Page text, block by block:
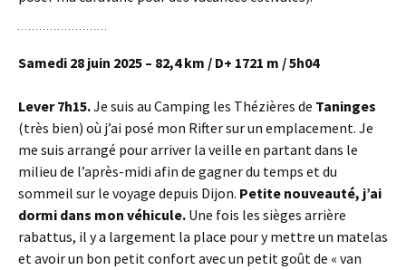
Samedi 28 juin 2025 – 82,4 km / D+ 1721 m / 5h04
Lever 7h15.Je suis au Camping les Thézières de Taninges
(très bien) où j’ai posé mon Rifter sur un emplacement. Je
me suis arrangé pour arriver la veille en partant dans le
milieu de l’après-midi afin de gagner du temps et du
sommeil sur le voyage depuis Dijon. Petite nouveauté, j’ai
dormi dans mon véhicule. Une fois les sièges arrière
rabattus, il y a largement la place pour y mettre un matelas
et avoir un bon petit confort avec un petit goût de « van